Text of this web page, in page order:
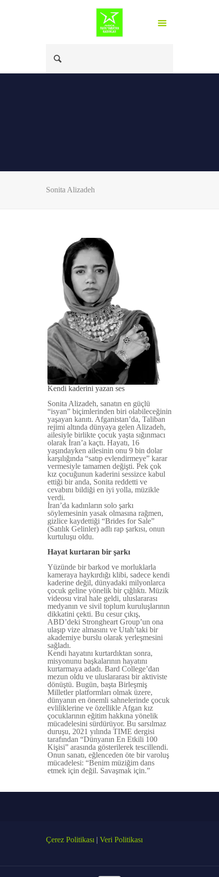
Sonita Alizadeh
Kendi kaderini yazan ses
Sonita Alizadeh, sanatın en güçlü
“isyan” biçimlerinden biri olabileceğinin
yaşayan kanıtı. Afganistan’da, Taliban
rejimi altında dünyaya gelen Alizadeh,
ailesiyle birlikte çocuk yaşta sığınmacı
olarak İran’a kaçtı. Hayatı, 16
yaşındayken ailesinin onu 9 bin dolar
karşılığında “satıp evlendirmeye” karar
vermesiyle tamamen değişti. Pek çok
kız çocuğunun kaderini sessizce kabul
ettiği bir anda, Sonita reddetti ve
cevabını bildiği en iyi yolla, müzikle
verdi.
İran’da kadınların solo şarkı
söylemesinin yasak olmasına rağmen,
gizlice kaydettiği “Brides for Sale”
(Satılık Gelinler) adlı rap şarkısı, onun
kurtuluşu oldu.
Hayat kurtaran bir şarkı
Yüzünde bir barkod ve morluklarla
kameraya haykırdığı klibi, sadece kendi
kaderine değil, dünyadaki milyonlarca
çocuk geline yönelik bir çığlıktı. Müzik
videosu viral hale geldi, uluslararası
medyanın ve sivil toplum kuruluşlarının
dikkatini çekti. Bu cesur çıkış,
ABD’deki Strongheart Group’un ona
ulaşıp vize almasını ve Utah’taki bir
akademiye burslu olarak yerleşmesini
sağladı.
Kendi hayatını kurtardıktan sonra,
misyonunu başkalarının hayatını
kurtarmaya adadı. Bard College’dan
mezun oldu ve uluslararası bir aktiviste
dönüştü. Bugün, başta Birleşmiş
Milletler platformları olmak üzere,
dünyanın en önemli sahnelerinde çocuk
evliliklerine ve özellikle Afgan kız
çocuklarının eğitim hakkına yönelik
mücadelesini sürdürüyor. Bu sarsılmaz
duruşu, 2021 yılında TIME dergisi
tarafından “Dünyanın En Etkili 100
Kişisi” arasında gösterilerek tescillendi.
Onun sanatı, eğlenceden öte bir varoluş
mücadelesi: “Benim müziğim dans
etmek için değil. Savaşmak için.”
Çerez Politikası | Veri Politikası